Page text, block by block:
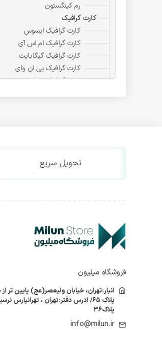
رم کینگستون
کارت گرافیک
کارت گرافیک ایسوس
کارت گرافیک ام اس آی
کارت گرافیک گیگابایت
کارت گرافیک پی ان وای
کارت گرافیک سافایر
پاور گرین
اکسترنال
کیس کامپیوتر
فن پردازنده گرین
فن پردازنده دیپ کول
کیبورد
کیبورد ام اس ای
تحویل سریع
فروشگاه میلیون
انبار:تهران، خیابان ولیعصر(عج) پایین تر
پلاک ۶۵/ آدرس دفتر:تهران ، تهرانپارس
پلاک۳۶
info@milun.ir